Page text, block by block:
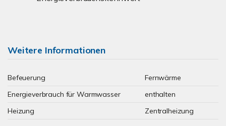
Weitere Informationen
Befeuerung
Fernwärme
Energieverbrauch für Warmwasser
enthalten
Heizung
Zentralheizung